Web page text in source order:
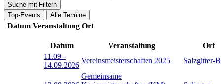
Suche mit Filtern
Top-Events
Alle Termine
Datum Veranstaltung Ort
Datum Veranstaltung
Ort
11.09 -
14.09.2026
Vereinsmeisterschaften 2025 Salzgitter-
Gemeinsame